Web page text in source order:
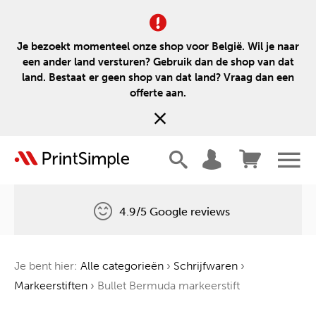
Je bezoekt momenteel onze shop voor België. Wil je naar
een ander land versturen? Gebruik dan de shop van dat
land. Bestaat er geen shop van dat land? Vraag dan een
offerte aan.
Één boom voor elke bestelling
4.9/5 Google reviews
Je bent hier: Alle categorieën › Schrijfwaren ›
Markeerstiften › Bullet Bermuda markeerstift